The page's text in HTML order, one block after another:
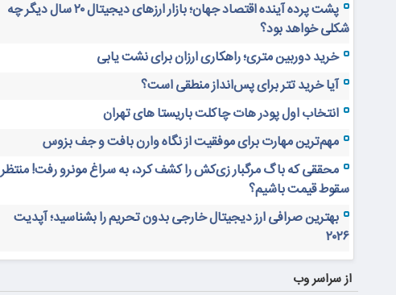
پشت پرده آینده اقتصاد جهان؛ بازار ارزهای دیجیتال ۲۰ سال دیگر چه
شکلی خواهد بود؟
خرید دوربین متری؛ راهکاری ارزان برای نشت یابی
آیا خرید تتر برای پس‌انداز منطقی است؟
انتخاب اول پودر هات چاکلت باریستا های تهران
مهم‌ترین مهارت برای موفقیت از نگاه وارن بافت و جف بزوس
محققی که باگ مرگبار زی‌کش را کشف کرد، به سراغ مونرو رفت! منتظر
سقوط قیمت باشیم؟
بهترین صرافی ارز دیجیتال خارجی بدون تحریم را بشناسید؛ آپدیت
۲۰۲۶
از سراسر وب